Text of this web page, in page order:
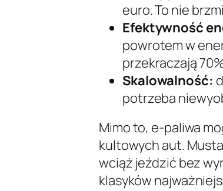
euro. To nie
Efektywność
powrotem w
przekraczają
Skalowalność:
potrzeba
Mimo to, e-paliwa
kultowych aut.
wciąż jeździć bez
klasyków